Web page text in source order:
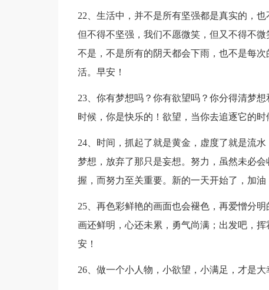
22、生活中，并不是所有坚强都是真实的，
但不得不坚强，我们不愿微笑，但又不得不
不是，不是所有的阴天都会下雨，也不是每
活。早安！
23、你有梦想吗？你有欲望吗？你分得清梦
时候，你是快乐的！欲望，当你去追逐它的
24、时间，抓起了就是黄金，虚度了就是流
梦想，放弃了那只是妄想。努力，虽然未必
握，而努力至关重要。新的一天开始了，加油
25、再色彩鲜艳的画面也会褪色，再爱憎分
画还鲜明，心还未累，勇气尚满；出发吧，
安！
26、做一个小人物，小欲望，小满足，才是大